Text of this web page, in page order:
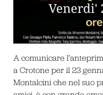
A comunicare
a Crotone per il 23
Montalcini che nel suo